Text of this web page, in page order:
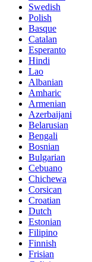
Swedish
Polish
Basque
Catalan
Esperanto
Hindi
Lao
Albanian
Amharic
Armenian
Azerbaijani
Belarusian
Bengali
Bosnian
Bulgarian
Cebuano
Chichewa
Corsican
Croatian
Dutch
Estonian
Filipino
Finnish
Frisian